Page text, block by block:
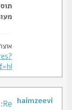
תוספת
אוצרות
ref=hl
Re: מפגש חובבי ויצרני סכינים haimzeevi